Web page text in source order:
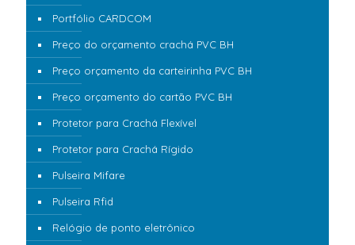
Portfólio CARDCOM
Preço do orçamento crachá PVC BH
Preço orçamento da carteirinha PVC BH
Preço orçamento do cartão PVC BH
Protetor para Crachá Flexível
Protetor para Crachá Rígido
Pulseira Mifare
Pulseira Rfid
Relógio de ponto eletrônico